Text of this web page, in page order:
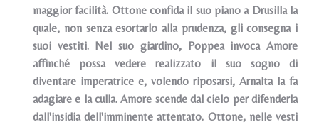
maggior facilità. Ottone confida il suo piano a Drusilla la
quale, non senza esortarlo alla prudenza, gli consegna i
suoi vestiti. Nel suo giardino, Poppea invoca Amore
affinché possa vedere realizzato il suo sogno di
diventare imperatrice e, volendo riposarsi, Arnalta la fa
adagiare e la culla. Amore scende dal cielo per difenderla
dall'insidia dell'imminente attentato. Ottone, nelle vesti